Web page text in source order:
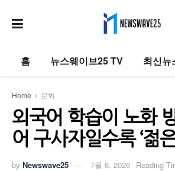
홈 뉴스웨이브25 TV 최신뉴
Home 문화
외국어 학습이 노화
어 구사자일수록 ‘젊
by Newswave25 7월 6, 2026 Reading